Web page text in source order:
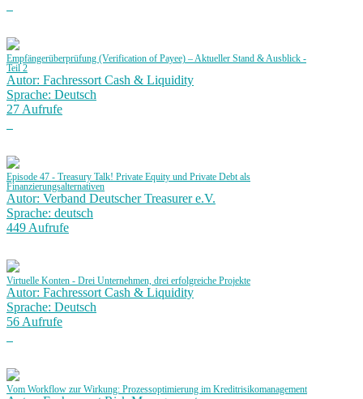
Empfängerüberprüfung (Verification of Payee) – Aktueller Stand & Ausblick -
Teil 2
Autor: Fachressort Cash & Liquidity
Sprache: Deutsch
27 Aufrufe
Episode 47 - Treasury Talk! Private Equity und Private Debt als
Finanzierungsalternativen
Autor: Verband Deutscher Treasurer e.V.
Sprache: deutsch
449 Aufrufe
Virtuelle Konten - Drei Unternehmen, drei erfolgreiche Projekte
Autor: Fachressort Cash & Liquidity
Sprache: Deutsch
56 Aufrufe
Vom Workflow zur Wirkung: Prozessoptimierung im Kreditrisikomanagement